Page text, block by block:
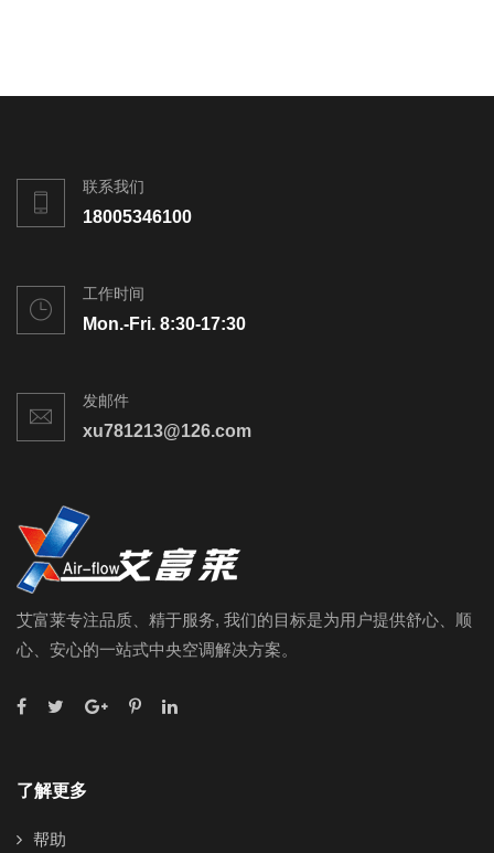
联系我们
18005346100
工作时间
Mon.-Fri. 8:30-17:30
发邮件
xu781213@126.com
艾富莱专注品质、精于服务, 我们的目标是为用户提供舒心、顺
心、安心的一站式中央空调解决方案。
了解更多
帮助